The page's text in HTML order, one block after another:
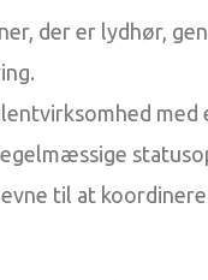
der er lydhør,
til at